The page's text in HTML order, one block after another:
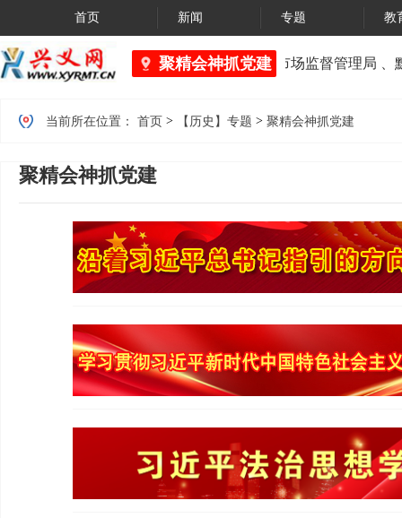
首页 新闻 专题 教
聚精会神抓党建
黔西南州市场监督管理局 、黔
当前所在位置： 首页 > 【历史】专题 > 聚精会神抓党建
聚精会神抓党建